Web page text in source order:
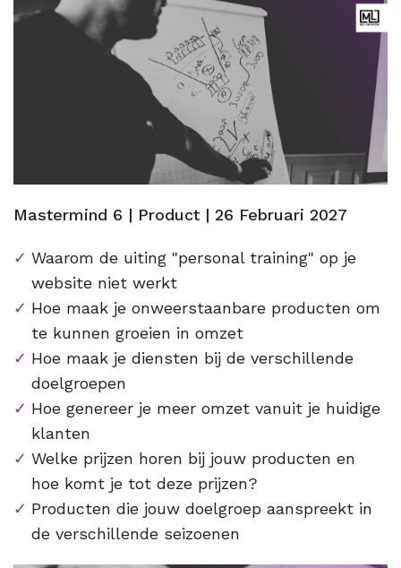
Mastermind 6 | Product | 26 Februari 2027
Waarom de uiting "personal training" op je
website niet werkt
Hoe maak je onweerstaanbare producten om
te kunnen groeien in omzet
Hoe maak je diensten bij de verschillende
doelgroepen
Hoe genereer je meer omzet vanuit je huidige
klanten
Welke prijzen horen bij jouw producten en
hoe komt je tot deze prijzen?
Producten die jouw doelgroep aanspreekt in
de verschillende seizoenen